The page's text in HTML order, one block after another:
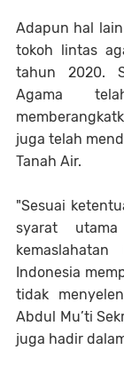
Adapun hal
tokoh lintas
tahun 2020.
Agama
juga telah
Tanah Air.
"Sesuai
syarat
Indonesia
tidak
Abdul Mu’ti
juga hadir